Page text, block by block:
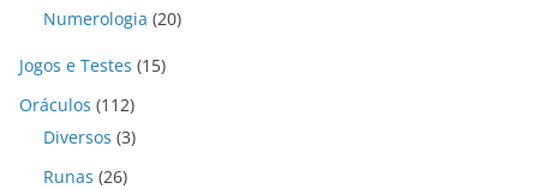
Numerologia (20)
Jogos e Testes (15)
Oráculos (112)
Diversos (3)
Runas (26)